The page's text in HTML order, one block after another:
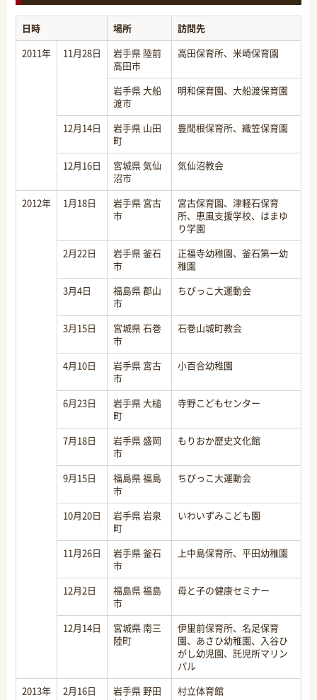
日時 場所
訪問先
2011年
11月28日
岩手県 陸前
高田市
高田保育所、米崎保育園
岩手県 大船
渡市
明和保育園、大船渡保育園
12月14日
岩手県 山田
町
豊間根保育所、織笠保育園
12月16日
宮城県 気仙
沼市
気仙沼教会
2012年 1月18日
岩手県 宮古
市
宮古保育園、津軽石保育
所、恵風支援学校、はまゆ
り学園
2月22日
岩手県 釜石
市
正福寺幼稚園、釜石第一幼
稚園
3月4日
福島県 郡山
市
ちびっこ大運動会
3月15日
宮城県 石巻
市
石巻山城町教会
4月10日
岩手県 宮古
市
小百合幼稚園
6月23日
岩手県 大槌
町
寺野こどもセンター
7月18日
岩手県 盛岡
市
もりおか歴史文化館
9月15日
福島県 福島
市
ちびっこ大運動会
10月20日
岩手県 岩泉
町
いわいずみこども園
11月26日
岩手県 釜石
市
上中島保育所、平田幼稚園
12月2日
福島県 福島
市
母と子の健康セミナー
12月14日
宮城県 南三
陸町
伊里前保育所、名足保育
園、あさひ幼稚園、入谷ひ
がし幼児園、託児所マリン
パル
2013年
2月16日
岩手県 野田
村立体育館